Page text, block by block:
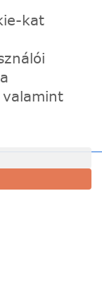
kat